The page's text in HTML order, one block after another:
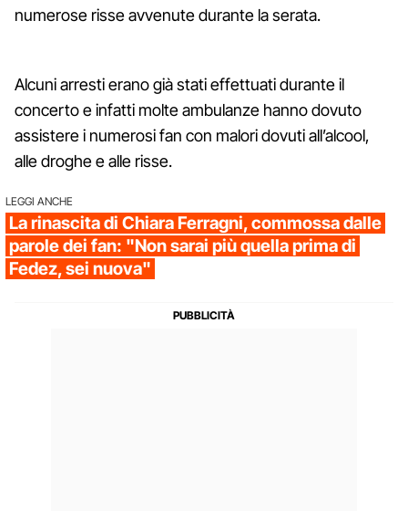
numerose risse avvenute durante la serata.
Alcuni arresti erano già stati effettuati durante il
concerto e infatti molte ambulanze hanno dovuto
assistere i numerosi fan con malori dovuti all’alcool,
alle droghe e alle risse.
LEGGI ANCHE
La rinascita di Chiara Ferragni, commossa dalle
parole dei fan: "Non sarai più quella prima di
Fedez, sei nuova"